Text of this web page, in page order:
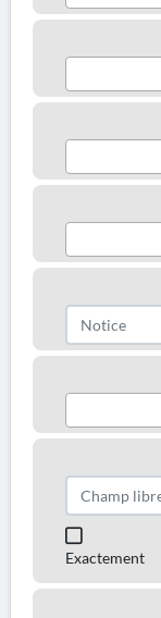
Exactement